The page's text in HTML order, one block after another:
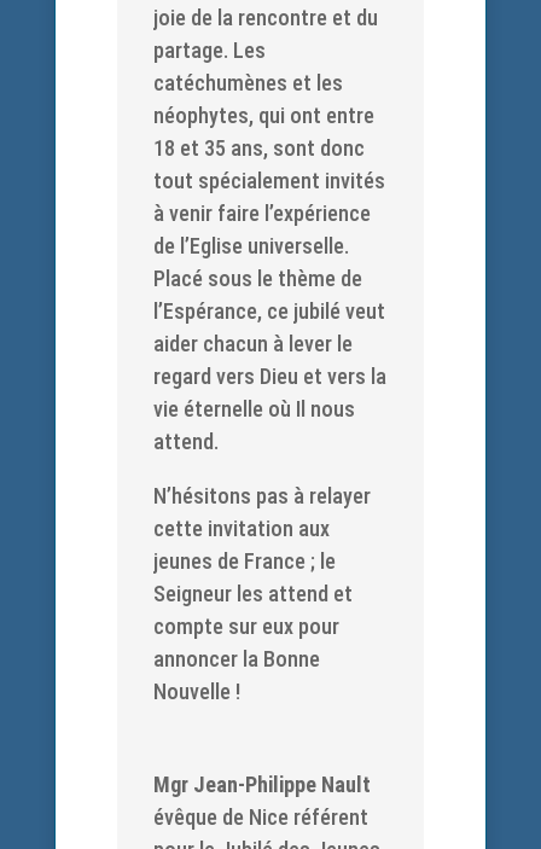
joie de la rencontre et du
partage. Les
catéchumènes et les
néophytes, qui ont entre
18 et 35 ans, sont donc
tout spécialement invités
à venir faire l’expérience
de l’Eglise universelle.
Placé sous le thème de
l’Espérance, ce jubilé veut
aider chacun à lever le
regard vers Dieu et vers la
vie éternelle où Il nous
attend.
N’hésitons pas à relayer
cette invitation aux
jeunes de France ; le
Seigneur les attend et
compte sur eux pour
annoncer la Bonne
Nouvelle !
Mgr Jean-Philippe Nault
évêque de Nice référent